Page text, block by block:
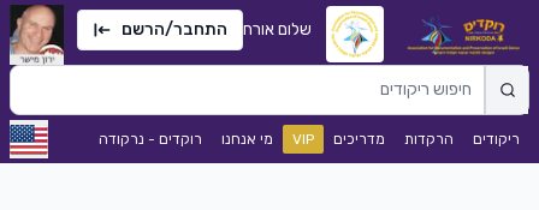
שלום אורח התחבר/הרשם
ריקודים הרקדות מדריכים VIP מי אנחנו רוקדים - נרקודה